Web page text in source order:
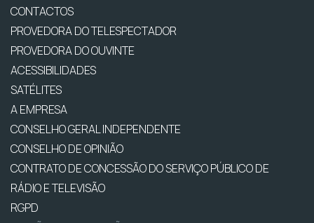
CONTACTOS
PROVEDORA DO TELESPECTADOR
PROVEDORA DO OUVINTE
ACESSIBILIDADES
SATÉLITES
A EMPRESA
CONSELHO GERAL INDEPENDENTE
CONSELHO DE OPINIÃO
CONTRATO DE CONCESSÃO DO SERVIÇO PÚBLICO DE
RÁDIO E TELEVISÃO
RGPD